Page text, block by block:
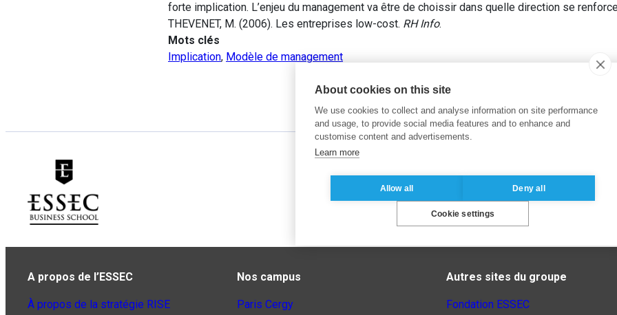
forte implication. L’enjeu du management va être de choissir dans quelle direction se
THEVENET, M. (2006). Les entreprises low-cost. RH Info.
Mots clés
Implication, Modèle de management
A propos de l’ESSEC
À propos de la stratégie RISE
Nos campus
Paris Cergy
Autres sites du groupe
Fondation ESSEC
About cookies on this site
We use cookies to collect and analyse information on site performance
and usage, to provide social media features and to enhance and
customise content and advertisements.
Learn more
Allow all Deny all
Cookie settings